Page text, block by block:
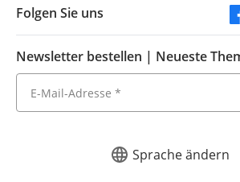
Sprache ändern
Folgen Sie uns
Newsletter bestellen | Neueste